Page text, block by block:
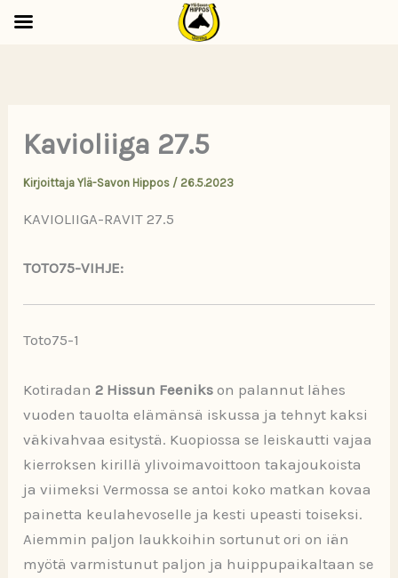
Kavioliiga 27.5
KirjoittajaYlä-Savon Hippos / 26.5.2023
KAVIOLIIGA-RAVIT 27.5
TOTO75-VIHJE:
Toto75-1
Kotiradan2 Hissun Feeniks on palannut lähes
vuoden tauolta elämänsä iskussa ja tehnyt kaksi
väkivahvaa esitystä. Kuopiossa se leiskautti vajaa
kierroksen kirillä ylivoimavoittoon takajoukoista
ja viimeksi Vermossa se antoi koko matkan kovaa
painetta keulahevoselle ja kesti upeasti toiseksi.
Aiemmin paljon laukkoihin sortunut ori on iän
myötä varmistunut paljon ja huippupaikaltaan se